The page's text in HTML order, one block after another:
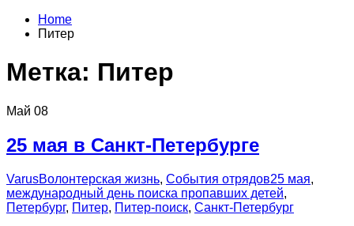
Home
Питер
Метка: Питер
Май 08
25 мая в Санкт-Петербурге
VarusВолонтерская жизнь, События отрядов25 мая,
международный день поиска пропавших детей,
Петербург, Питер, Питер-поиск, Санкт-Петербург